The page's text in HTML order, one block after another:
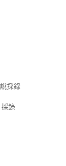
採錄
錄